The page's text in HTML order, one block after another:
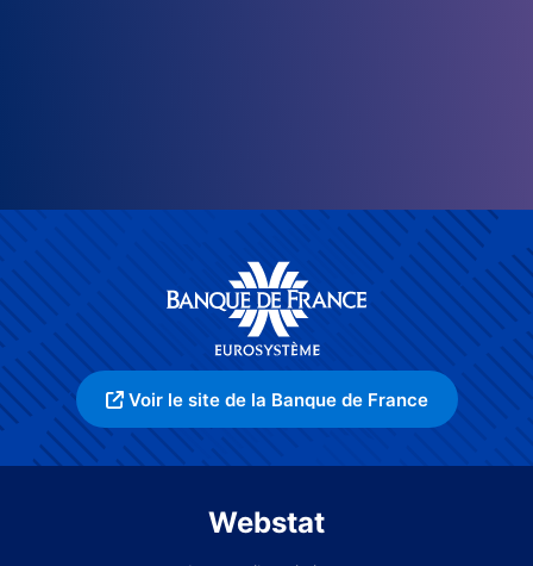
Voir le site de la Banque de France
Webstat